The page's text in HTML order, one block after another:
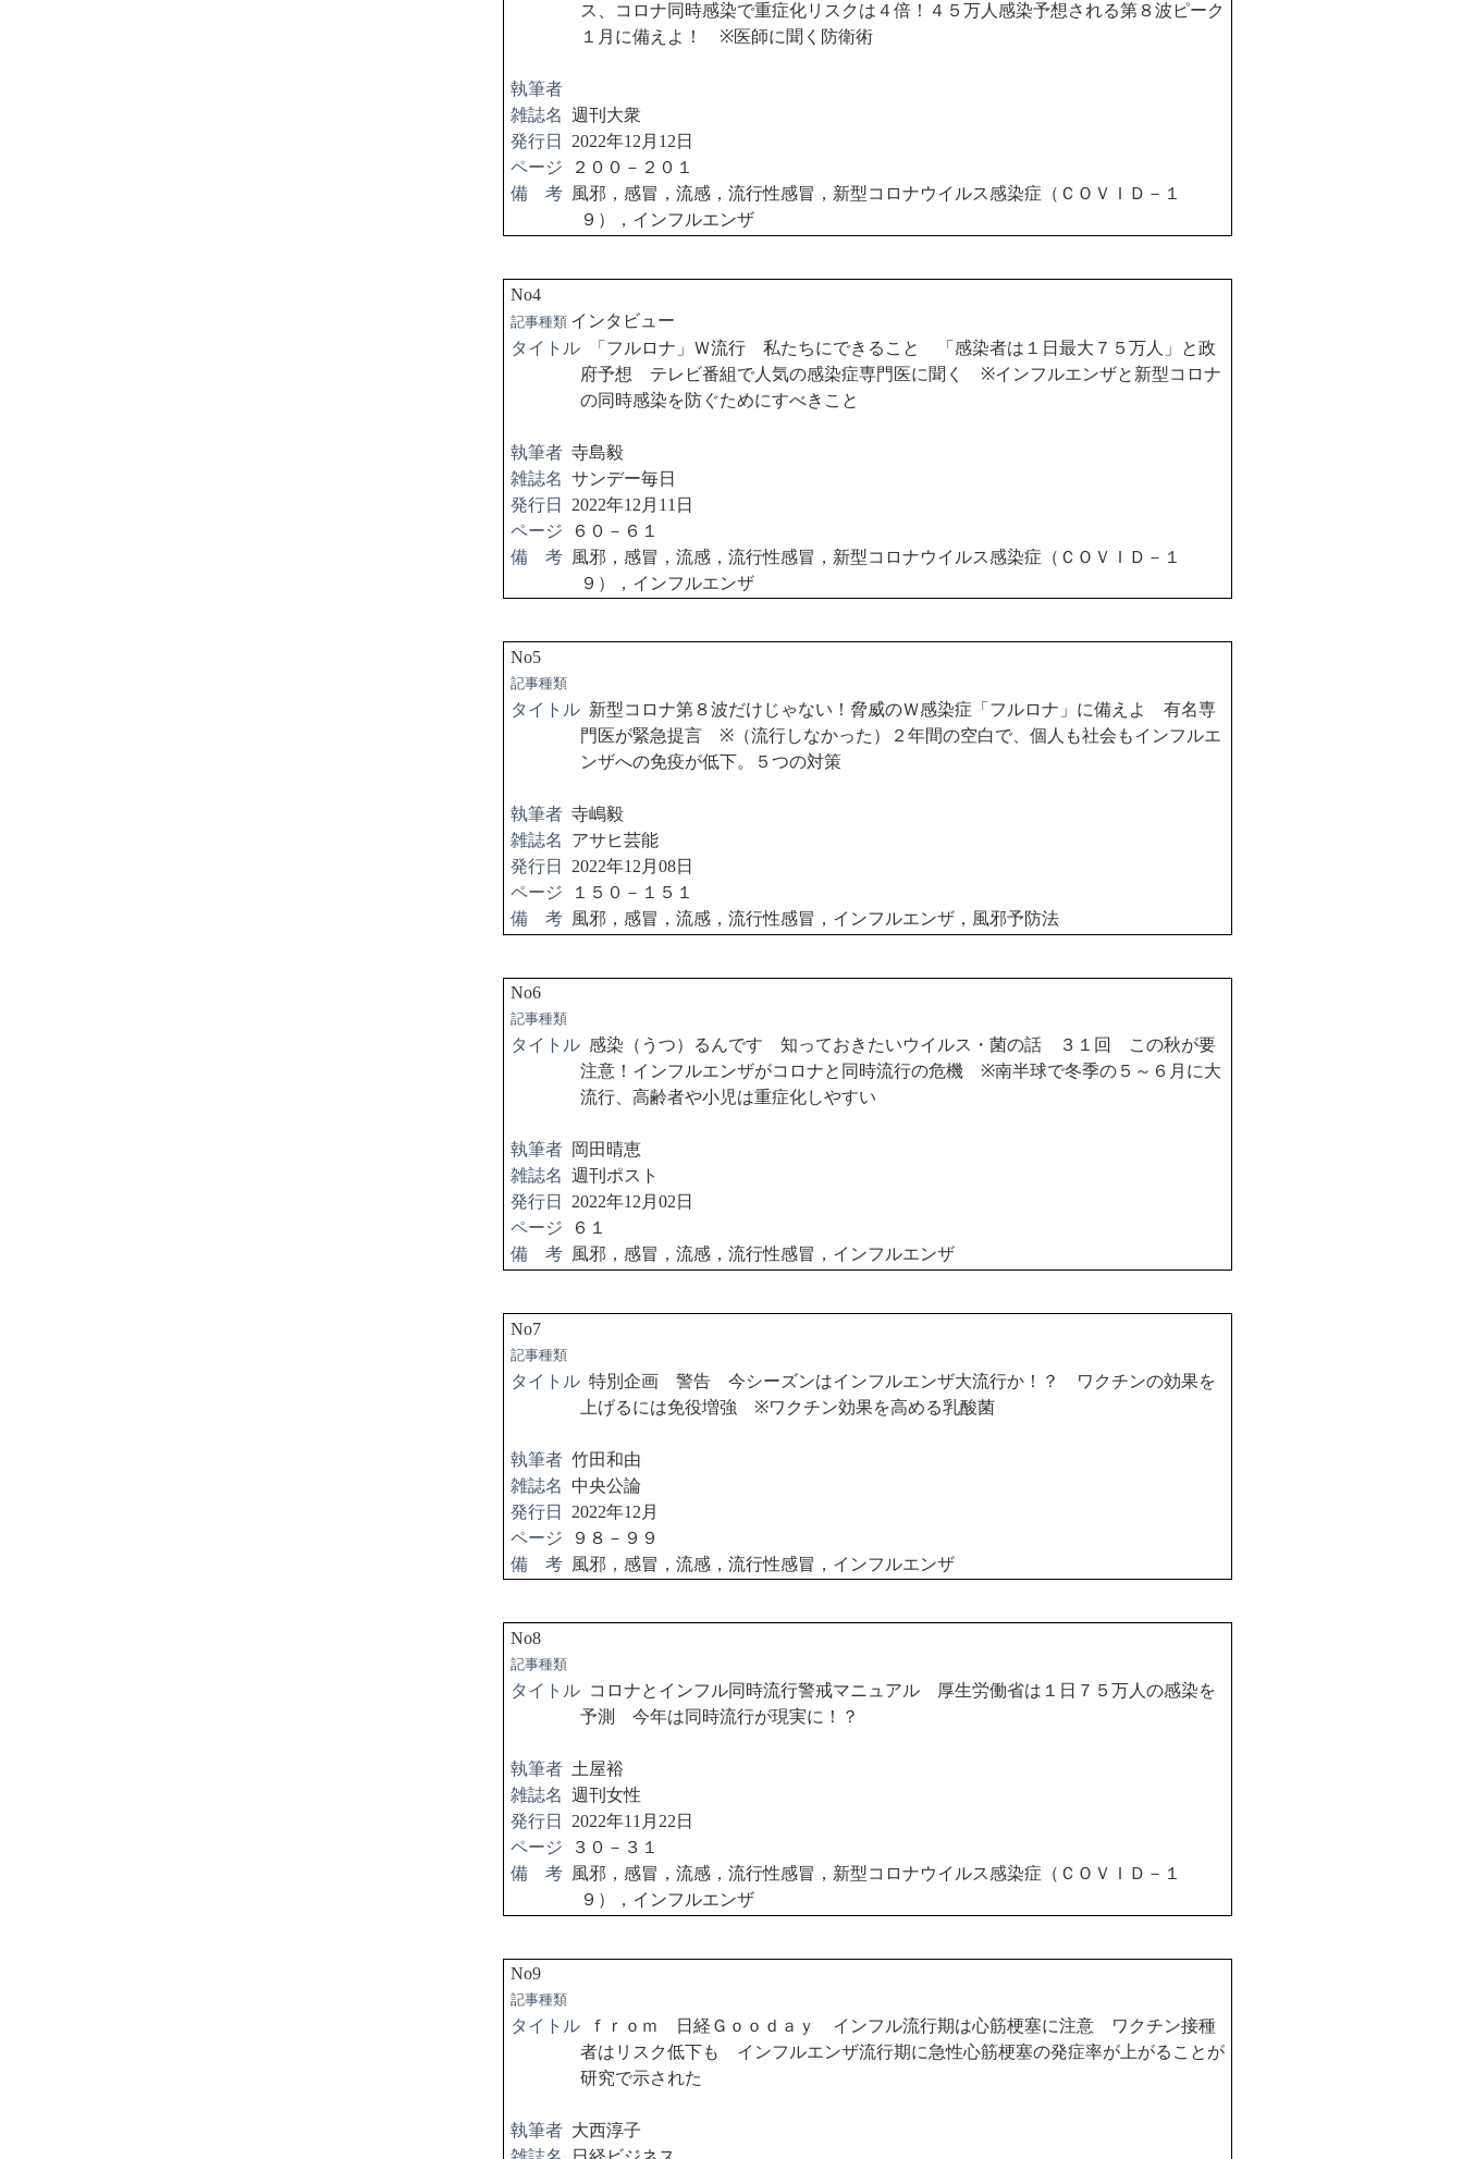
ス、コロナ同時感染で重症化リスクは４倍！４５万人感染予想される第８波ピーク
１月に備えよ！ ※医師に聞く防衛術
執筆者
雑誌名 週刊大衆
発行日
2022年12 月 12 日
ページ
２００－２０１
備 考
風邪，感冒，流感，流行性感冒，新型コロナウイルス感染症（ＣＯＶＩＤ－１
９），インフルエンザ
No4
記事種類 インタビュー
タイトル
「フルロナ」Ｗ流行 私たちにできること 「感染者は１日最大７５万人」と政
府予想 テレビ番組で人気の感染症専門医に聞く ※インフルエンザと新型コロナ
の同時感染を防ぐためにすべきこと
執筆者 寺島毅
雑誌名 サンデー毎日
発行日
2022年12 月 11 日
ページ
６０－６１
備 考
風邪，感冒，流感，流行性感冒，新型コロナウイルス感染症（ＣＯＶＩＤ－１
９），インフルエンザ
No5
記事種類
タイトル 新型コロナ第８波だけじゃない！脅威のＷ感染症「フルロナ」に備えよ 有名専
門医が緊急提言 ※（流行しなかった）２年間の空白で、個人も社会もインフルエ
ンザへの免疫が低下。５つの対策
執筆者 寺嶋毅
雑誌名
アサヒ芸能
発行日
2022年12 月 08日
ページ
１５０－１５１
備 考
風邪，感冒，流感，流行性感冒，インフルエンザ，風邪予防法
No6
記事種類
タイトル 感染（うつ）るんです 知っておきたいウイルス・菌の話 ３１回 この秋が要
注意！インフルエンザがコロナと同時流行の危機 ※南半球で冬季の５～６月に大
流行、高齢者や小児は重症化しやすい
執筆者
岡田晴恵
雑誌名 週刊ポスト
発行日
2022年12 月 02 日
ページ
６１
備 考
風邪，感冒，流感，流行性感冒，インフルエンザ
No7
記事種類
タイトル 特別企画 警告 今シーズンはインフルエンザ大流行か！？ ワクチンの効果を
上げるには免役増強 ※ワクチン効果を高める乳酸菌
執筆者 竹田和由
雑誌名
中央公論
発行日
2022年12 月
ページ
９８－９９
備 考
風邪，感冒，流感，流行性感冒，インフルエンザ
No8
記事種類
タイトル
コロナとインフル同時流行警戒マニュアル 厚生労働省は１日７５万人の感染を
予測 今年は同時流行が現実に！？
執筆者 土屋裕
雑誌名 週刊女性
発行日
2022年11 月 22 日
ページ
３０－３１
備 考
風邪，感冒，流感，流行性感冒，新型コロナウイルス感染症（ＣＯＶＩＤ－１
９），インフルエンザ
No9
記事種類
タイトル
ｆｒｏｍ 日経Ｇｏｏｄａｙ インフル流行期は心筋梗塞に注意 ワクチン接種
者はリスク低下も インフルエンザ流行期に急性心筋梗塞の発症率が上がることが
研究で示された
執筆者 大西淳子